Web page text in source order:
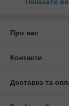
Показати
Про нас
Контакти
Доставка та